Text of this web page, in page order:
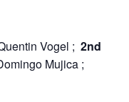
Vogel ; 2nd
Mujica ;